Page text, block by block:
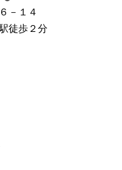
－１４
徒歩２分